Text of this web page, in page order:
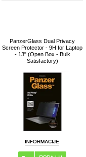
PanzerGlass Dual Privacy
Screen Protector - 9H for Laptop
- 13" (Open Box - Bulk
Satisfactory)